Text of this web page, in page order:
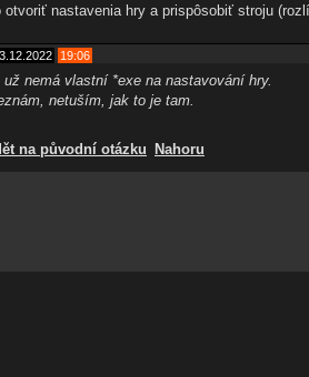
otvoriť nastavenia hry a prispôsobiť stroju
19:06
už nemá vlastní *exe na nastavování hry.
netuším, jak to je tam.
na původní otázku Nahoru